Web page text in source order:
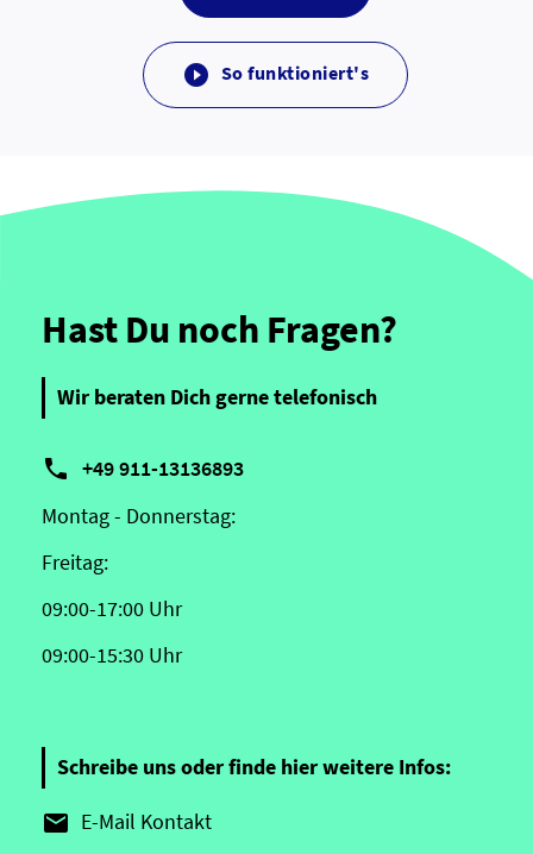
 So funktioniert's
Hast Du noch Fragen?
Wir beraten Dich gerne telefonisch
 +49 911-13136893
Montag - Donnerstag:
Freitag:
09:00-17:00 Uhr
09:00-15:30 Uhr
Schreibe uns oder finde hier weitere Infos:
 E-Mail Kontakt